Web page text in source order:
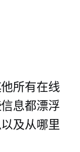
所有在线
息都漂浮
及从哪里